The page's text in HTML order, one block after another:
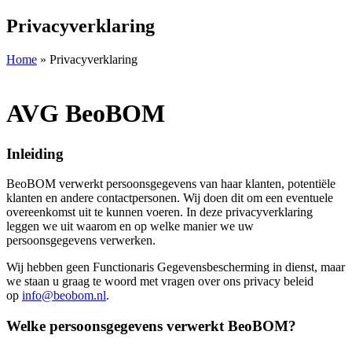
Privacyverklaring
Home » Privacyverklaring
AVG BeoBOM
Inleiding
BeoBOM verwerkt persoonsgegevens van haar klanten, potentiële
klanten en andere contactpersonen. Wij doen dit om een eventuele
overeenkomst uit te kunnen voeren. In deze privacyverklaring
leggen we uit waarom en op welke manier we uw
persoonsgegevens verwerken.
Wij hebben geen Functionaris Gegevensbescherming in dienst, maar
we staan u graag te woord met vragen over ons privacy beleid
op info@beobom.nl.
Welke persoonsgegevens verwerkt BeoBOM?